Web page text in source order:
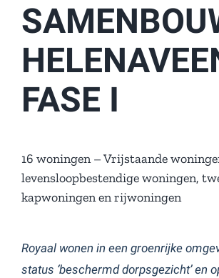
FASE I
16 woningen – Vrijstaande
levensloopbestendige woningen,
kapwoningen en rijwoningen
Royaal wonen in een groenrijke
status ‘beschermd dorpsgezicht’ en